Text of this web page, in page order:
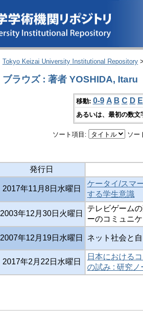
Tokyo Keizai University Institutional Repository
ブラウズ : 著者 YOSHIDA, Itaru
移動: 0-9 A B C D E
あるいは、最初の数
ソート項目: ソー
発行日
2017年11月8日水曜日
ケータイ/スマ
する学生意識
2003年12月30日火曜日
テレビゲーム
ーのコミュニ
2007年12月19日水曜日 ネット社会と
2017年2月22日水曜日
日本における
の試み : 研究ノ